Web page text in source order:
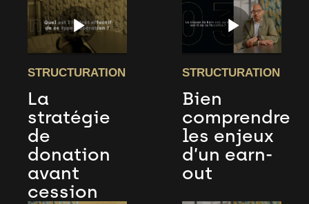
STRUCTURATION
La
stratégie
de
donation
avant
cession
STRUCTURATION
Bien
comprendre
les enjeux
d’un earn-
out